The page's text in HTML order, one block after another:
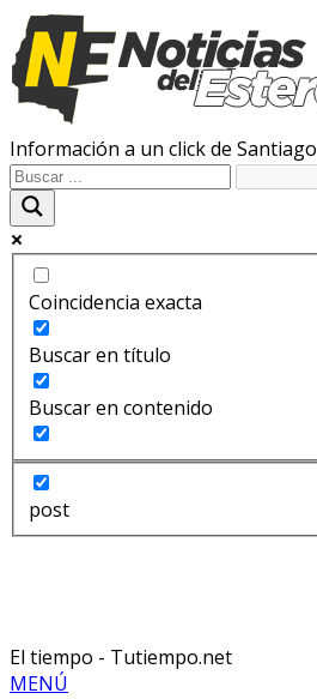
Información a un click de Santiago
Coincidencia exacta
Buscar en título
Buscar en contenido
post
El tiempo - Tutiempo.net
MENÚ